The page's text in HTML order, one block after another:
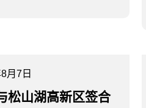
月7日
松山湖高新区签合